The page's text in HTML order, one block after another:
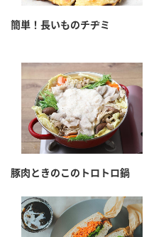
簡単！長いものチヂミ
豚肉ときのこのトロトロ鍋